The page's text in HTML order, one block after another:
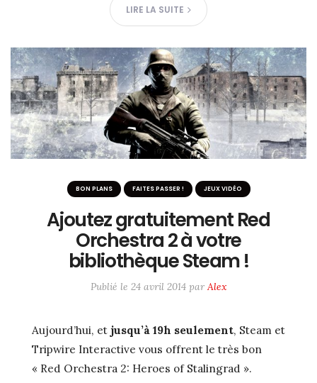
LIRE LA SUITE
BON PLANS FAITES PASSER ! JEUX VIDÉO
Ajoutez gratuitement Red
Orchestra 2 à votre
bibliothèque Steam !
Publié le 24 avril 2014 par Alex
Aujourd’hui, et jusqu’à 19h seulement, Steam et
Tripwire Interactive vous offrent le très bon
« Red Orchestra 2: Heroes of Stalingrad ».